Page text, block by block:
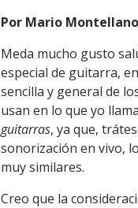
Por Mario Montellano
Meda mucho gusto
especial de guitarra,
sencilla y general de
usan en lo que yo
guitarras, ya que,
sonorización en vivo,
muy similares.
Creo que la